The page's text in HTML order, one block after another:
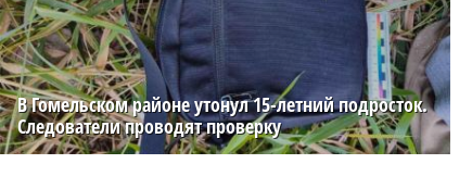
В Гомельском районе утонул 15-летний подросток.
Следователи проводят проверку